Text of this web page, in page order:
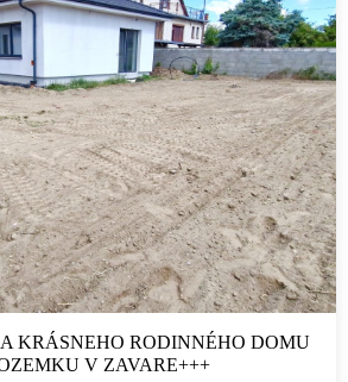
KRÁSNEHO RODINNÉHO DOMU
V ZAVARE+++